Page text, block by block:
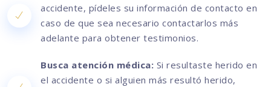
accidente, pídeles su información de contacto en
caso de que sea necesario contactarlos más
adelante para obtener testimonios.
Busca atención médica: Si resultaste herido en
el accidente o si alguien más resultó herido,